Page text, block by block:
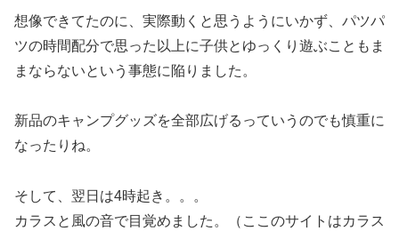
想像できてたのに、実際動くと思うようにいかず、パツパ
ツの時間配分で思った以上に子供とゆっくり遊ぶこともま
まならないという事態に陥りました。
新品のキャンプグッズを全部広げるっていうのでも慎重に
なったりね。
そして、翌日は4時起き。。。
カラスと風の音で目覚めました。（ここのサイトはカラス